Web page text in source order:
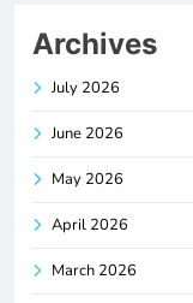
Archives
July 2026
June 2026
May 2026
April 2026
March 2026